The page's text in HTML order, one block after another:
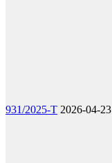
931/2025-T 2026-04-23